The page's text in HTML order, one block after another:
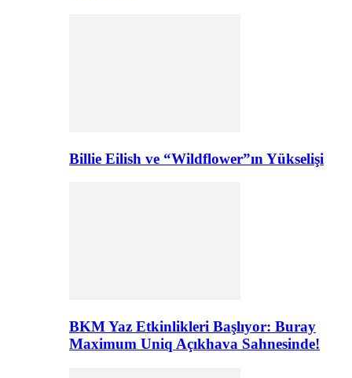
Billie Eilish ve “Wildflower”ın Yükselişi
BKM Yaz Etkinlikleri Başlıyor: Buray
Maximum Uniq Açıkhava Sahnesinde!